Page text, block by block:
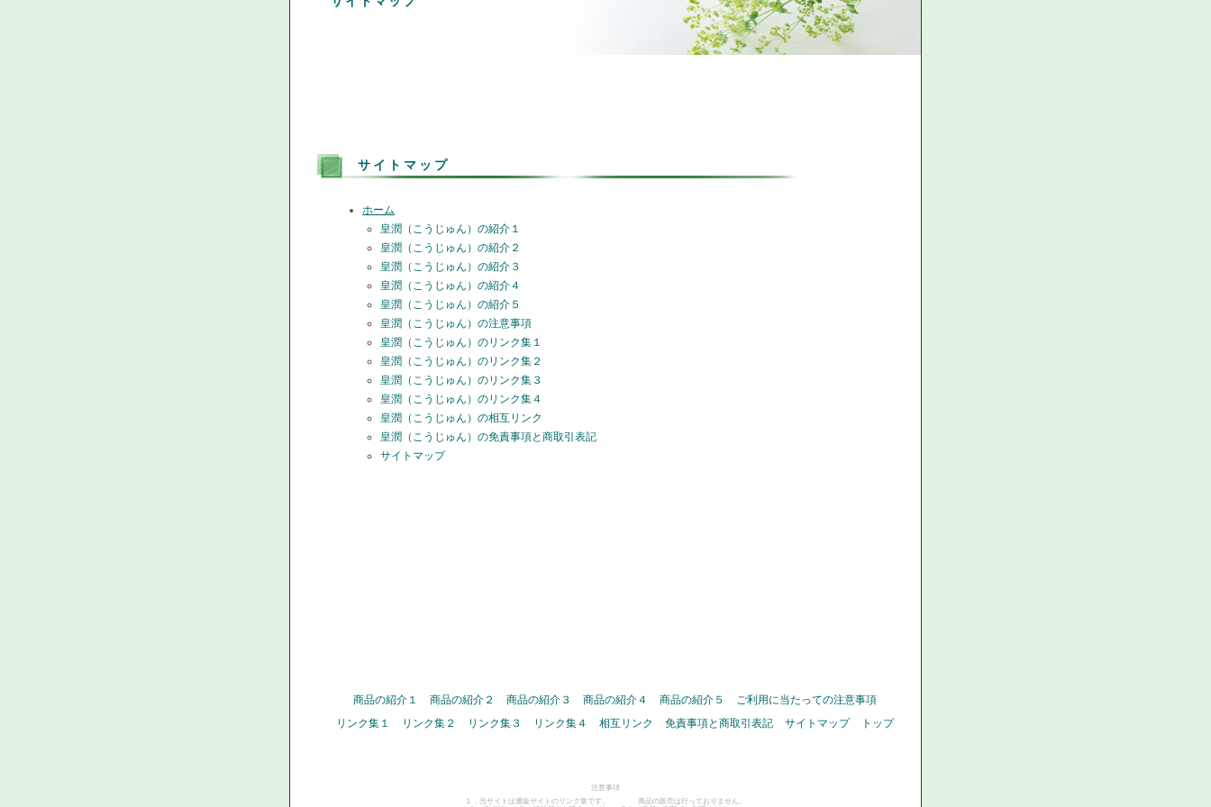
サイトマップ
ホーム
皇潤（こうじゅん）の紹介１
皇潤（こうじゅん）の紹介２
皇潤（こうじゅん）の紹介３
皇潤（こうじゅん）の紹介４
皇潤（こうじゅん）の紹介５
皇潤（こうじゅん）の注意事項
皇潤（こうじゅん）のリンク集１
皇潤（こうじゅん）のリンク集２
皇潤（こうじゅん）のリンク集３
皇潤（こうじゅん）のリンク集４
皇潤（こうじゅん）の相互リンク
皇潤（こうじゅん）の免責事項と商取引表記
サイトマップ
商品の紹介１ 商品の紹介２ 商品の紹介３ 商品の紹介４ 商品の紹介５
ご利用に当たっての注意事項
リンク集１
リンク集２ リンク集３ リンク集４ 相互リンク 免責事項と商取引表記 サイトマップ トップ
注意事項
１．当サイトは通販サイトのリンク集です。 商品の販売は行っておりません。